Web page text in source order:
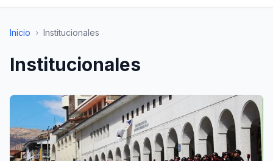
Inicio › Institucionales
Institucionales